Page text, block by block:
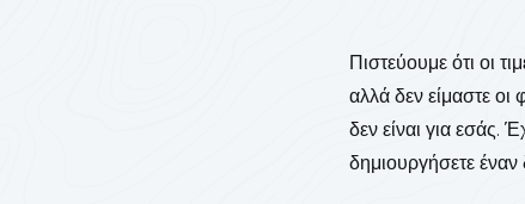
Πιστεύουμε ότι οι
αλλά δεν είμαστε οι
δεν είναι για εσάς.
δημιουργήσετε